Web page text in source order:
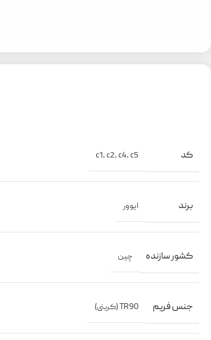
کد c1,c2,c4,c5
برند ایوور
کشور سازنده چین
جنس فریم TR90 (کربنی)